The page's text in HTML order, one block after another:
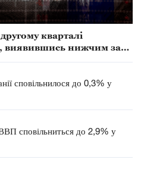
кварталі
виявившись нижчим за
сповільнилося до 0,3% у
сповільниться до 2,9% у